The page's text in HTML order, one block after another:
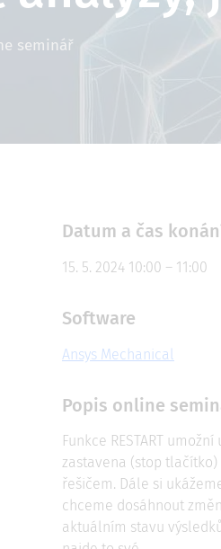
seminář
Datum a čas
15. 5. 2024 10:00 – 11:00
Software
Ansys Mechanical
Popis online
Funkce RESTART
zastavena (stop
řešičem. Dále si
chceme dosáhnout
aktuálním stavu